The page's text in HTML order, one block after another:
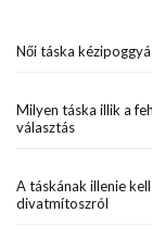
Női táska
Milyen táska illik a
választás
A táskának illenie
divatmítoszról